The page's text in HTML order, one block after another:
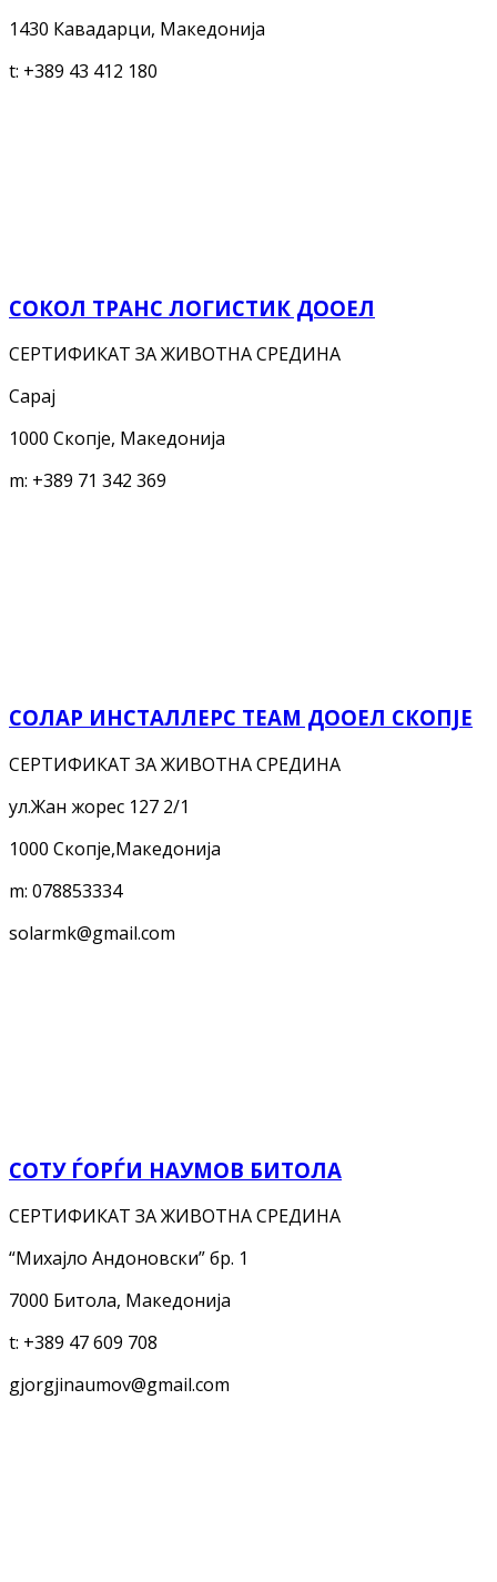
1430 Кавадарци, Македонија
t: +389 43 412 180
СОКОЛ ТРАНС ЛОГИСТИК ДООЕЛ
СЕРТИФИКАТ ЗА ЖИВОТНА СРЕДИНА
Сарај
1000 Скопје, Македонија
m: +389 71 342 369
СОЛАР ИНСТАЛЛЕРС ТЕАМ ДООЕЛ СКОПЈЕ
СЕРТИФИКАТ ЗА ЖИВОТНА СРЕДИНА
ул.Жан жорес 127 2/1
1000 Скопје,Македонија
m: 078853334
solarmk@gmail.com
СОТУ ЃОРЃИ НАУМОВ БИТОЛА
СЕРТИФИКАТ ЗА ЖИВОТНА СРЕДИНА
“Михајло Андоновски” бр. 1
7000 Битола, Македонија
t: +389 47 609 708
gjorgjinaumov@gmail.com